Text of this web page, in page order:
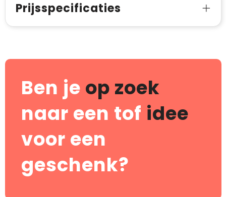
Prijsspecificaties
Ben je op zoek
naar een tof idee
voor een
geschenk?